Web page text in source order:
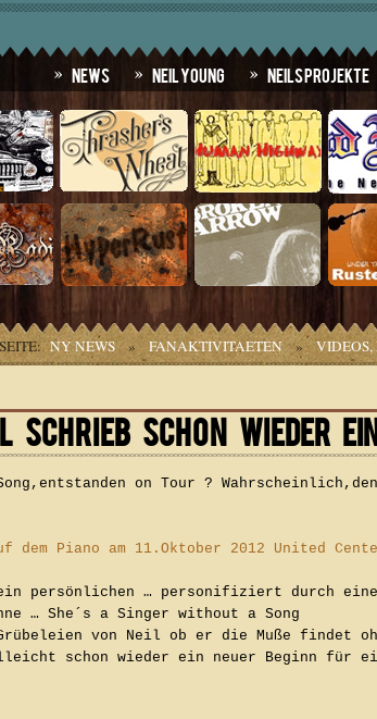
News Neil Young Neils Projekte
NY NEWS » FANAKTIVITAETEN » VIDEOS,
SCHRIEB SCHON WIEDER
on Tour ?
dem Piano am 11.Oktober 2012 United
persönlichen … personifiziert durch
… She´s a Singer without a Song
von Neil ob er die Muße findet
schon wieder ein neuer Beginn für